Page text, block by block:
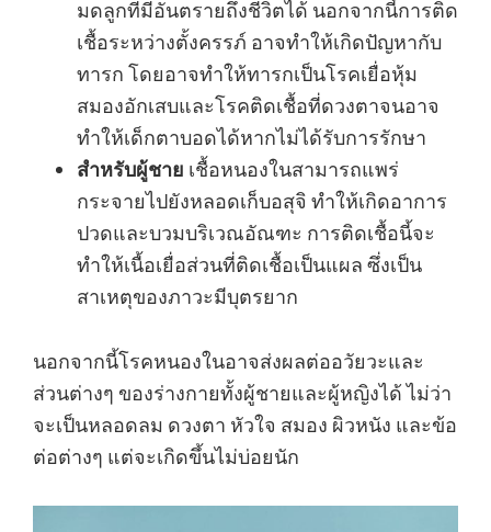
มดลูกที่มีอันตรายถึงชีวิตได้ นอกจากนี้การติด
เชื้อระหว่างตั้งครรภ์ อาจทำให้เกิดปัญหากับ
ทารก โดยอาจทำให้ทารกเป็นโรคเยื่อหุ้ม
สมองอักเสบและโรคติดเชื้อที่ดวงตาจนอาจ
ทำให้เด็กตาบอดได้หากไม่ได้รับการรักษา
สำหรับผู้ชาย เชื้อหนองในสามารถแพร่
กระจายไปยังหลอดเก็บอสุจิ ทำให้เกิดอาการ
ปวดและบวมบริเวณอัณฑะ การติดเชื้อนี้จะ
ทำให้เนื้อเยื่อส่วนที่ติดเชื้อเป็นแผล ซึ่งเป็น
สาเหตุของภาวะมีบุตรยาก
นอกจากนี้โรคหนองในอาจส่งผลต่ออวัยวะและ
ส่วนต่างๆ ของร่างกายทั้งผู้ชายและผู้หญิงได้ ไม่ว่า
จะเป็นหลอดลม ดวงตา หัวใจ สมอง ผิวหนัง และข้อ
ต่อต่างๆ แต่จะเกิดขึ้นไม่บ่อยนัก